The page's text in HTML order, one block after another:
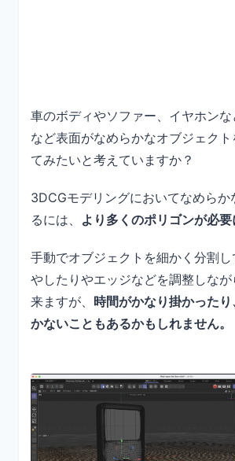
車のボディやソファー、イヤホンな
など表面がなめらかなオブジェク
てみたいと考えていますか？
3DCGモデリングにおいてなめらか
るには、 より多くのポリゴンが必要
手動でオブジェクトを細かく分割
やしたりやエッジなどを調整しな
来ますが、 時間がかなり掛かった
かないこともあるかもしれません。